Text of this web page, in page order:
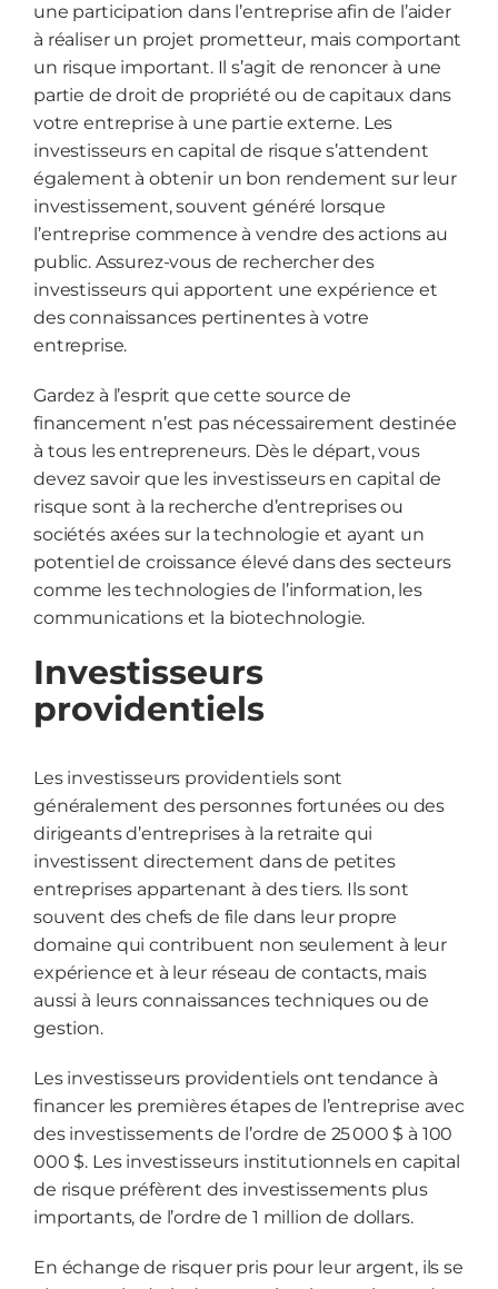
une participation dans l’entreprise afin de l’aider
à réaliser un projet prometteur, mais comportant
un risque important. Il s’agit de renoncer à une
partie de droit de propriété ou de capitaux dans
votre entreprise à une partie externe. Les
investisseurs en capital de risque s’attendent
également à obtenir un bon rendement sur leur
investissement, souvent généré lorsque
l’entreprise commence à vendre des actions au
public. Assurez-vous de rechercher des
investisseurs qui apportent une expérience et
des connaissances pertinentes à votre
entreprise.
Gardez à l’esprit que cette source de
financement n’est pas nécessairement destinée
à tous les entrepreneurs. Dès le départ, vous
devez savoir que les investisseurs en capital de
risque sont à la recherche d’entreprises ou
sociétés axées sur la technologie et ayant un
potentiel de croissance élevé dans des secteurs
comme les technologies de l’information, les
communications et la biotechnologie.
Investisseurs
providentiels
Les investisseurs providentiels sont
généralement des personnes fortunées ou des
dirigeants d’entreprises à la retraite qui
investissent directement dans de petites
entreprises appartenant à des tiers. Ils sont
souvent des chefs de file dans leur propre
domaine qui contribuent non seulement à leur
expérience et à leur réseau de contacts, mais
aussi à leurs connaissances techniques ou de
gestion.
Les investisseurs providentiels ont tendance à
financer les premières étapes de l’entreprise avec
des investissements de l’ordre de 25 000 $ à 100
000 $. Les investisseurs institutionnels en capital
de risque préfèrent des investissements plus
importants, de l’ordre de 1 million de dollars.
En échange de risquer pris pour leur argent, ils se